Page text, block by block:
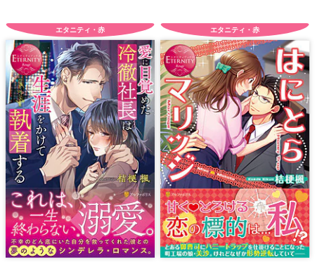
エタニティ・赤 エタニティ・赤